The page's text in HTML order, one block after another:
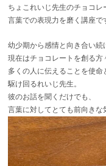
ちょこれいじ先生のチョコレ
言葉での表現力を磨く講座で
幼少期から感情と向き合い続
現在はチョコレートを創る方
多くの人に伝えることを使命
駆け回るれいじ先生。
彼のお話を聞くだけでも、
言葉に対してとても前向きな